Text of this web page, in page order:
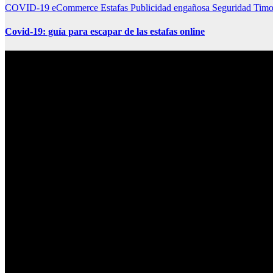
COVID-19 eCommerce Estafas Publicidad engañosa Seguridad
Covid-19: guía para escapar de las estafas online